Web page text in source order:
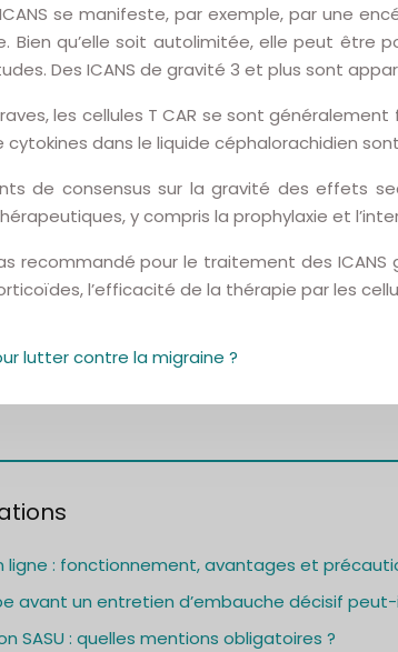
se manifeste, par exemple, par une
Bien qu’elle soit autolimitée, elle peut
Des ICANS de gravité 3 et plus sont
les cellules T CAR se sont
cytokines dans le liquide céphalorachidien
de consensus sur la gravité des effets
y compris la prophylaxie et
recommandé pour le traitement des
l’efficacité de la thérapie par les
lutter contre la migraine ?
ligne : fonctionnement, avantages et
avant un entretien d’embauche décisif
SASU : quelles mentions obligatoires ?